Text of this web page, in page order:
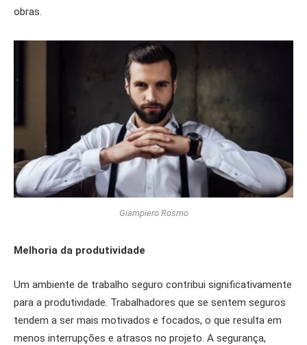
obras.
Giampiero Rosmo
Melhoria da produtividade
Um ambiente de trabalho seguro contribui significativamente
para a produtividade. Trabalhadores que se sentem seguros
tendem a ser mais motivados e focados, o que resulta em
menos interrupções e atrasos no projeto. A segurança,